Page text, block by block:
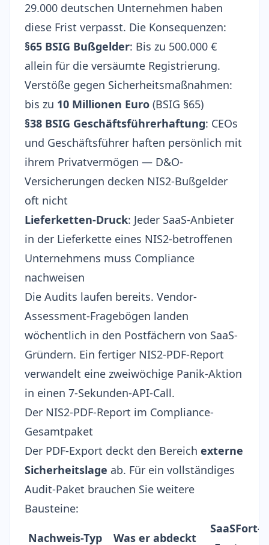
29.000 deutschen Unternehmen haben
diese Frist verpasst. Die Konsequenzen:
§65 BSIG Bußgelder: Bis zu 500.000 €
allein für die versäumte Registrierung.
Verstöße gegen Sicherheitsmaßnahmen:
bis zu 10 Millionen Euro (BSIG §65)
§38 BSIG Geschäftsführerhaftung: CEOs
und Geschäftsführer haften persönlich mit
ihrem Privatvermögen — D&O-
Versicherungen decken NIS2-Bußgelder
oft nicht
Lieferketten-Druck: Jeder SaaS-Anbieter
in der Lieferkette eines NIS2-betroffenen
Unternehmens muss Compliance
nachweisen
Die Audits laufen bereits. Vendor-
Assessment-Fragebögen landen
wöchentlich in den Postfächern von SaaS-
Gründern. Ein fertiger NIS2-PDF-Report
verwandelt eine zweiwöchige Panik-Aktion
in einen 7-Sekunden-API-Call.
Der NIS2-PDF-Report im Compliance-
Gesamtpaket
Der PDF-Export deckt den Bereich externe
Sicherheitslage ab. Für ein vollständiges
Audit-Paket brauchen Sie weitere
Bausteine:
Nachweis-Typ Was er abdeckt
SaaSFort-